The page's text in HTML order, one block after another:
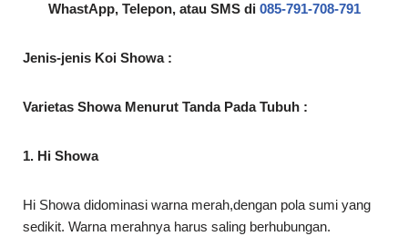
WhastApp, Telepon, atau SMS di 085-791-708-791
Jenis-jenis Koi Showa :
Varietas Showa Menurut Tanda Pada Tubuh :
1. Hi Showa
Hi Showa didominasi warna merah,dengan pola sumi yang
sedikit. Warna merahnya harus saling berhubungan.